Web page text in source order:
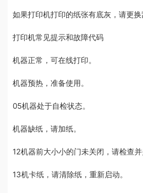
如果打印机打印的纸张有底灰，请更换
打印机常见提示和故障代码
机器正常，可在线打印。
机器预热，准备使用。
05机器处于自检状态。
机器缺纸，请加纸。
12机器前大小小的门未关闭，请检查并
13机卡纸，请清除纸，重新启动。